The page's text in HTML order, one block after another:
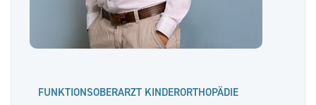
FUNKTIONSOBERARZT KINDERORTHOPÄDIE